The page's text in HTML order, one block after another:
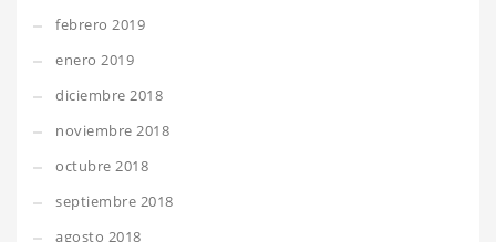
febrero 2019
enero 2019
diciembre 2018
noviembre 2018
octubre 2018
septiembre 2018
agosto 2018